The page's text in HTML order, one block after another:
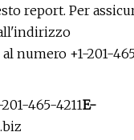
report. Per
numero +1-201-
201-465-4211E-